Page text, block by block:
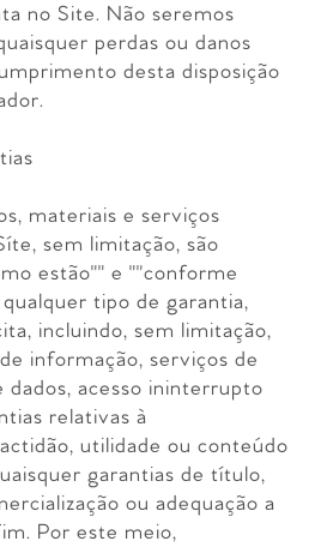
no Site. Não seremos
perdas ou danos
desta disposição
materiais e serviços
sem limitação, são
estão"" e ""conforme
tipo de garantia,
incluindo, sem limitação,
informação, serviços de
dados, acesso ininterrupto
relativas à
utilidade ou conteúdo
garantias de título,
ou adequação a
Por este meio,